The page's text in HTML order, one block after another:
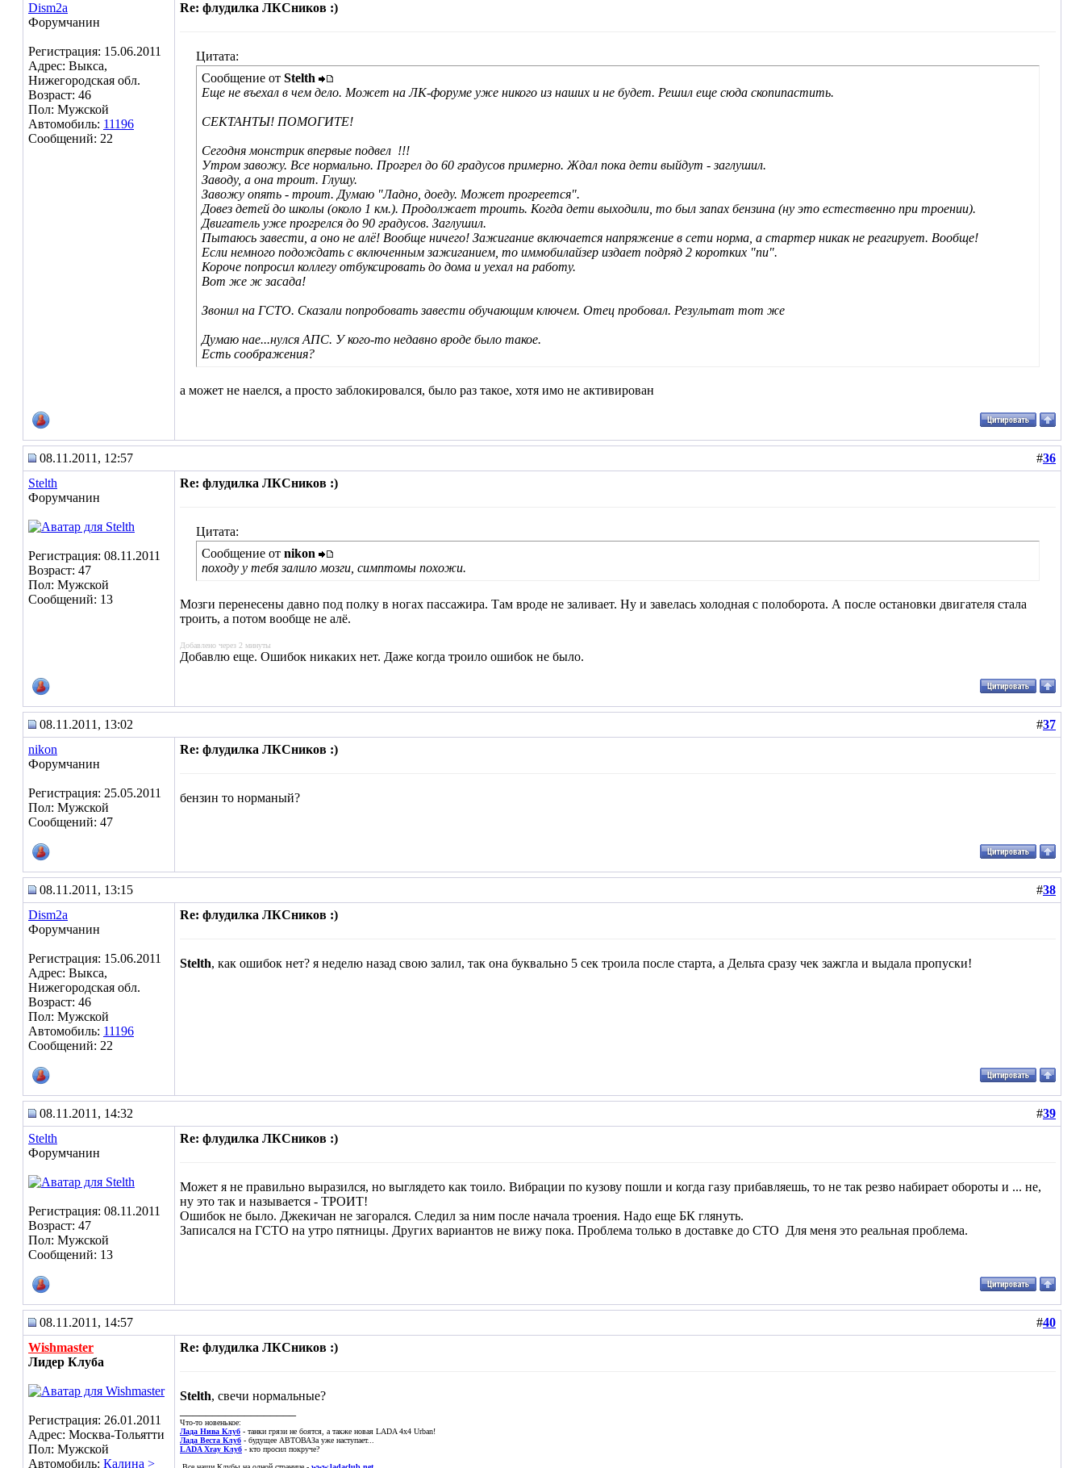
Dism2a
Форумчанин
Регистрация: 15.06.2011
Адрес: Выкса,
Нижегородская обл.
Возраст: 46
Пол: Мужской
Автомобиль: 11196
Сообщений: 22
Re: флудилка ЛКСников :)
Цитата:
Сообщение от Stelth
Еще не въехал в чем дело. Может на ЛК-форуме уже никого из наших и не будет. Решил еще сюда скопипастить.
СЕКТАНТЫ! ПОМОГИТЕ!
Сегодня монстрик впервые подвел !!!
Утром завожу. Все нормально. Прогрел до 60 градусов примерно. Ждал пока дети выйдут - заглушил.
Заводу, а она троит. Глушу.
Завожу опять - троит. Думаю "Ладно, доеду. Может прогреется".
Довез детей до школы (около 1 км.). Продолжает троить. Когда дети выходили, то был запах бензина (ну это естественно при троении).
Двигатель уже прогрелся до 90 градусов. Заглушил.
Пытаюсь завести, а оно не алё! Вообще ничего! Зажигание включается напряжение в сети норма, а стартер никак не реагирует. Вообще!
Если немного подождать с включенным зажиганием, то иммобилайзер издает подряд 2 коротких "пи".
Короче попросил коллегу отбуксировать до дома и уехал на работу.
Вот же ж засада!
Звонил на ГСТО. Сказали попробовать завести обучающим ключем. Отец пробовал. Результат тот же
Думаю нае...нулся АПС. У кого-то недавно вроде было такое.
Есть соображения?
а может не наелся, а просто заблокировался, было раз такое, хотя имо не активирован
08.11.2011, 12:57 #36
Stelth
Форумчанин
Регистрация: 08.11.2011
Возраст: 47
Пол: Мужской
Сообщений: 13
Re: флудилка ЛКСников :)
Цитата:
Сообщение от nikon
походу у тебя залило мозги, симптомы похожи.
Мозги перенесены давно под полку в ногах пассажира. Там вроде не заливает. Ну и завелась холодная с полоборота. А после остановки двигателя стала
троить, а потом вообще не алё.
Добавлено через 2 минуты
Добавлю еще. Ошибок никаких нет. Даже когда троило ошибок не было.
08.11.2011, 13:02 #37
nikon
Форумчанин
Регистрация: 25.05.2011
Пол: Мужской
Сообщений: 47
Re: флудилка ЛКСников :)
бензин то норманый?
08.11.2011, 13:15 #38
Dism2a
Форумчанин
Регистрация: 15.06.2011
Адрес: Выкса,
Нижегородская обл.
Возраст: 46
Пол: Мужской
Автомобиль: 11196
Сообщений: 22
Re: флудилка ЛКСников :)
Stelth, как ошибок нет? я неделю назад свою залил, так она буквально 5 сек троила после старта, а Дельта сразу чек зажгла и выдала пропуски!
08.11.2011, 14:32 #39
Stelth
Форумчанин
Регистрация: 08.11.2011
Возраст: 47
Пол: Мужской
Сообщений: 13
Re: флудилка ЛКСников :)
Может я не правильно выразился, но выглядето как тоило. Вибрации по кузову пошли и когда газу прибавляешь, то не так резво набирает обороты и ... не,
ну это так и называется - ТРОИТ!
Ошибок не было. Джекичан не загорался. Следил за ним после начала троения. Надо еще БК глянуть.
Записался на ГСТО на утро пятницы. Других вариантов не вижу пока. Проблема только в доставке до СТО Для меня это реальная проблема.
08.11.2011, 14:57 #40
Wishmaster
Лидер Клуба
Регистрация: 26.01.2011
Адрес: Москва-Тольятти
Пол: Мужской
Автомобиль: Калина >
Re: флудилка ЛКСников :)
Stelth, свечи нормальные?
Что-то новенькое:
Лада Нива Клуб - танки грязи не боятся, а также новая LADA 4x4 Urban!
Лада Веста Клуб - будущее АВТОВАЗа уже наступает...
LADA Xray Клуб - кто просил покруче?